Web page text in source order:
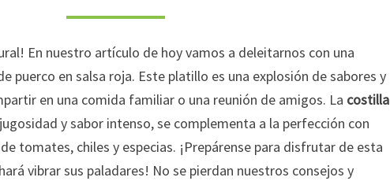
ROJA:
¡UN
MANJAR
PARA
LOS
AMANTES
DE
LA
En nuestro artículo de hoy vamos a deleitarnos con una
puerco en salsa roja. Este platillo es una explosión de sabores y
en una comida familiar o una reunión de amigos. La costilla
y sabor intenso, se complementa a la perfección con
tomates, chiles y especias. ¡Prepárense para disfrutar de esta
vibrar sus paladares! No se pierdan nuestros consejos y